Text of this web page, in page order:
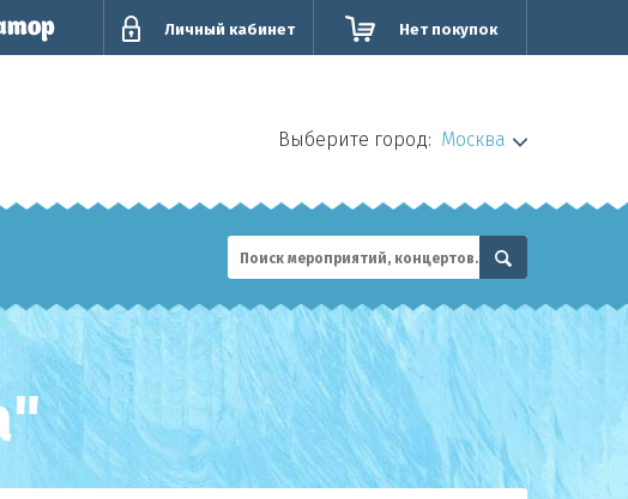
Личный кабинет Нет покупок
Выберите город: Москва